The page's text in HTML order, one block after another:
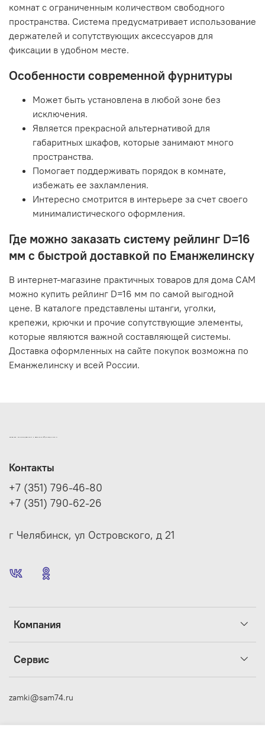
комнат с ограниченным количеством свободного
пространства. Система предусматривает использование
держателей и сопутствующих аксессуаров для
фиксации в удобном месте.
Особенности современной фурнитуры
Может быть установлена в любой зоне без
исключения.
Является прекрасной альтернативой для
габаритных шкафов, которые занимают много
пространства.
Помогает поддерживать порядок в комнате,
избежать ее захламления.
Интересно смотрится в интерьере за счет своего
минималистического оформления.
Где можно заказать систему рейлинг D=16
мм с быстрой доставкой по Еманжелинску
В интернет-магазине практичных товаров для дома САМ
можно купить рейлинг D=16 мм по самой выгодной
цене. В каталоге представлены штанги, уголки,
крепежи, крючки и прочие сопутствующие элементы,
которые являются важной составляющей системы.
Доставка оформленных на сайте покупок возможна по
Еманжелинску и всей России.
Компания
Сервис
Контакты
+7 (351) 796-46-80
+7 (351) 790-62-26
г Челябинск, ул Островского, д 21
zamki@sam74.ru